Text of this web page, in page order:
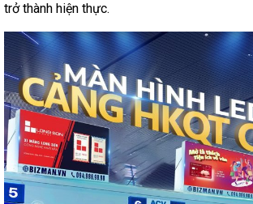
trở thành hiện thực.